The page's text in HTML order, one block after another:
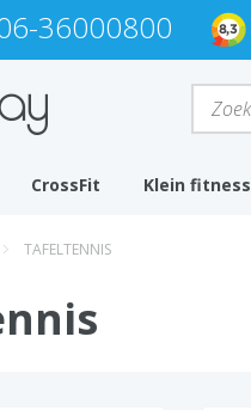
36000800
CrossFit Klein fitness
TAFELTENNIS